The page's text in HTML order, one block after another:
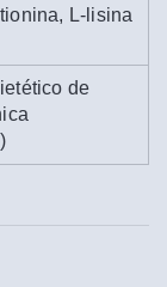
L-lisina
de